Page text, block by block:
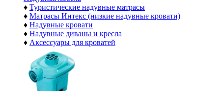
♦ Туристические надувные матрасы
♦ Матрасы Интекс (низкие надувные кровати)
♦ Надувные кровати
♦ Надувные диваны и кресла
♦ Аксессуары для кроватей